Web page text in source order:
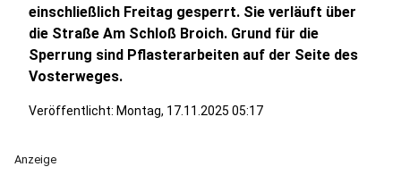
einschließlich Freitag gesperrt. Sie verläuft über
die Straße Am Schloß Broich. Grund für die
Sperrung sind Pflasterarbeiten auf der Seite des
Vosterweges.
Veröffentlicht: Montag, 17.11.2025 05:17
Anzeige